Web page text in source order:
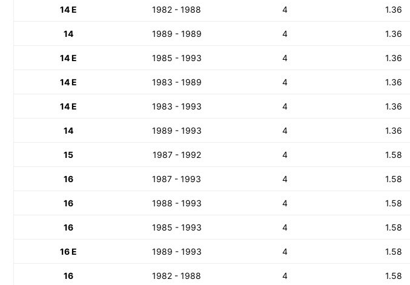
14 E 1982 - 1988 4 1.36
14 1989 - 1989 4 1.36
14 E 1985 - 1993 4 1.36
14 E 1983 - 1989 4 1.36
14 E 1983 - 1993 4 1.36
14 1989 - 1993 4 1.36
15 1987 - 1992 4 1.58
16 1987 - 1993 4 1.58
16 1988 - 1993 4 1.58
16 1985 - 1993 4 1.58
16 E 1989 - 1993 4 1.58
16 1982 - 1988 4 1.58